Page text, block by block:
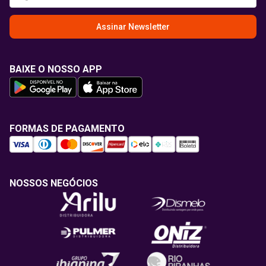
Assinar Newsletter
BAIXE O NOSSO APP
FORMAS DE PAGAMENTO
NOSSOS NEGÓCIOS